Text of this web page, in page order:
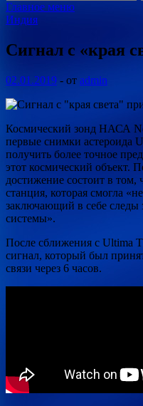
Главное меню
Индия
Сигнал с «края
02.01.2019 - от admin
Космический зонд НАСА
первые снимки астероида
получить более точное
этот космический объект.
достижение состоит в том,
станция, которая смогла
заключающий в себе
системы».
После сближения с Ultima
сигнал, который был
связи через 6 часов.